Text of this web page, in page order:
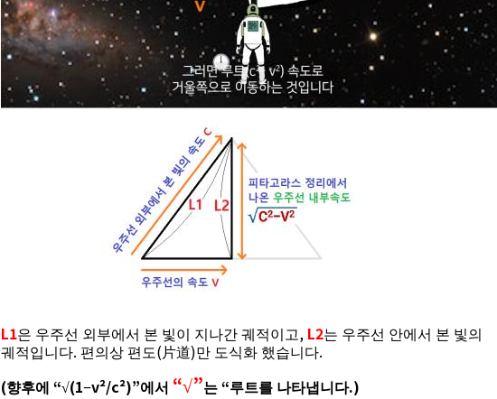
L1은 우주선 외부에서 본 빛이 지나간 궤적이고, L2는 우주선 안에서 본 빛의
궤적입니다. 편의상 편도( 片道)만 도식화 했습니다.
(향후에 “√(1−v²/c²)”에서 “√”는 “루트를 나타냅니다.)